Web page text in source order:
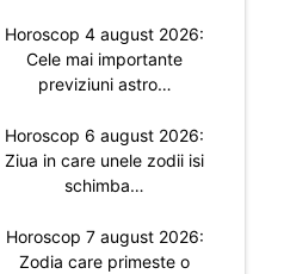
Horoscop 4 august 2026:
Cele mai importante
previziuni astro…
Horoscop 6 august 2026:
Ziua in care unele zodii isi
schimba…
Horoscop 7 august 2026:
Zodia care primeste o